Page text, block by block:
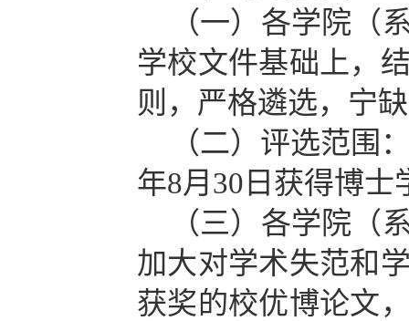
（一） 各学院（
学校文件基础上，
则，严格遴选，宁
（二）评选范围
年8月 30 日获得博士
（三） 各学院（
加大对学术失范和
获奖的校优博论文